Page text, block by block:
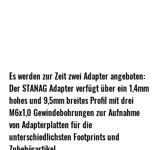
Es werden zur Zeit zwei Adapter angeboten:
Der STANAG Adapter verfügt über ein 1,4mm
hohes und 9,5mm breites Profil mit drei
M6x1,0 Gewindebohrungen zur Aufnahme
von Adapterplatten für die
unterschiedlichsten Footprints und